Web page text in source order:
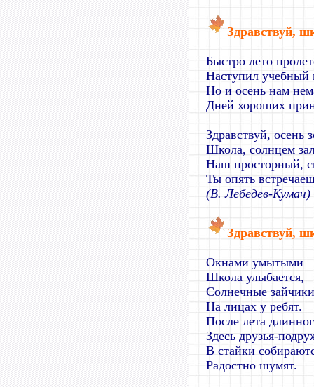
Здравствуй,
Быстро лето
Наступил учебный
Но и осень нам
Дней хороших
Здравствуй, осень
Школа, солнцем
Наш просторный,
Ты опять
(В. Лебедев-Кумач)
Здравствуй,
Окнами умытыми
Школа улыбается,
Солнечные зайчики
На лицах у ребят.
После лета
Здесь друзья-
В стайки
Радостно шумят.